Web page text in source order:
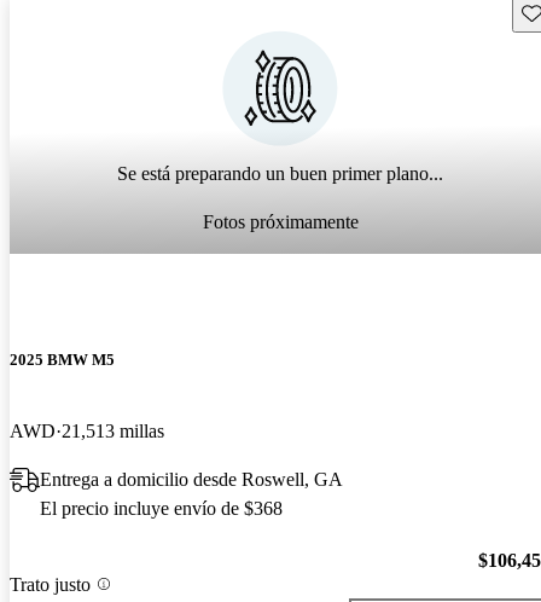
Se está preparando un buen primer plano...
Fotos próximamente
2025 BMW M5
AWD 21,513 millas
Entrega a domicilio desde Roswell, GA
El precio incluye envío de $368
Trato justo